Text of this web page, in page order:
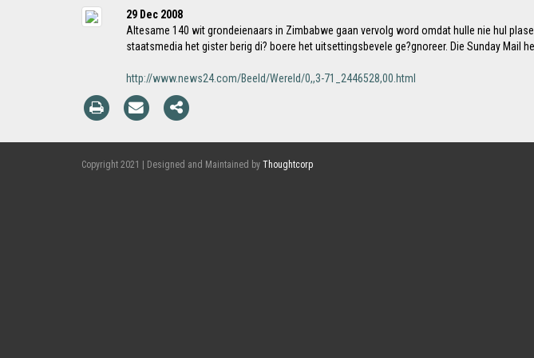
29 Dec 2008
Altesame 140 wit grondeienaars in Zimbabwe gaan vervolg word omdat hulle nie hul
staatsmedia het gister berig di? boere het uitsettingsbevele ge?gnoreer. Die Sunday
http://www.news24.com/Beeld/Wereld/0,,3-71_2446528,00.html
Copyright 2021 | Designed and Maintained by Thoughtcorp